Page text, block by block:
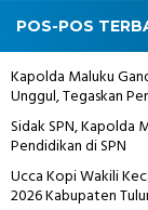
POS-POS
Kapolda Maluku
Unggul, Tegaskan
Sidak SPN, Kapolda
Pendidikan di SPN
Ucca Kopi Wakili
2026 Kabupaten